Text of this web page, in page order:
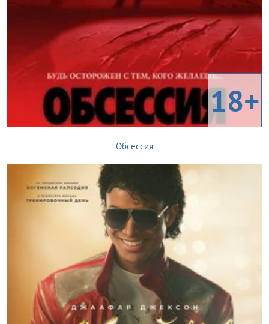
18+
Обсессия